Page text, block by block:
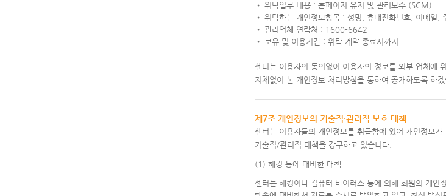
• 위탁업무 내용 : 홈페이지 유지 및 관리보수 (SCM)
• 위탁하는 개인정보항목 : 성명, 휴대전화번호, 이메일,
• 관리업체 연락처 : 1600-6642
• 보유 및 이용기간 : 위탁 계약 종료시까지
센터는 이용자의 동의없이 이용자의 정보를 외부 업체에
지체없이 본 개인정보 처리방침을 통하여 공개하도록 하겠
제7조 개인정보의 기술적·관리적 보호 대책
센터는 이용자들의 개인정보를 취급함에 있어 개인정보
기술적/관리적 대책을 강구하고 있습니다.
(1) 해킹 등에 대비한 대책
센터는 해킹이나 컴퓨터 바이러스 등에 의해 회원의 개인